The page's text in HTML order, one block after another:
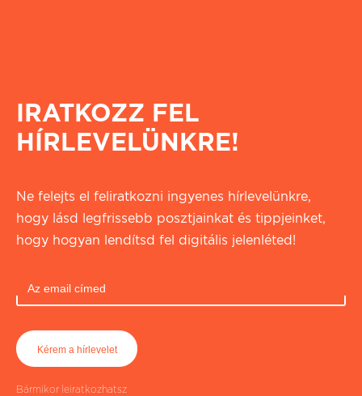
IRATKOZZ FEL
HÍRLEVELÜNKRE!
Ne felejts el feliratkozni ingyenes hírlevelünkre,
hogy lásd legfrissebb posztjainkat és tippjeinket,
hogy hogyan lendítsd fel digitális jelenléted!
Bármikor leiratkozhatsz